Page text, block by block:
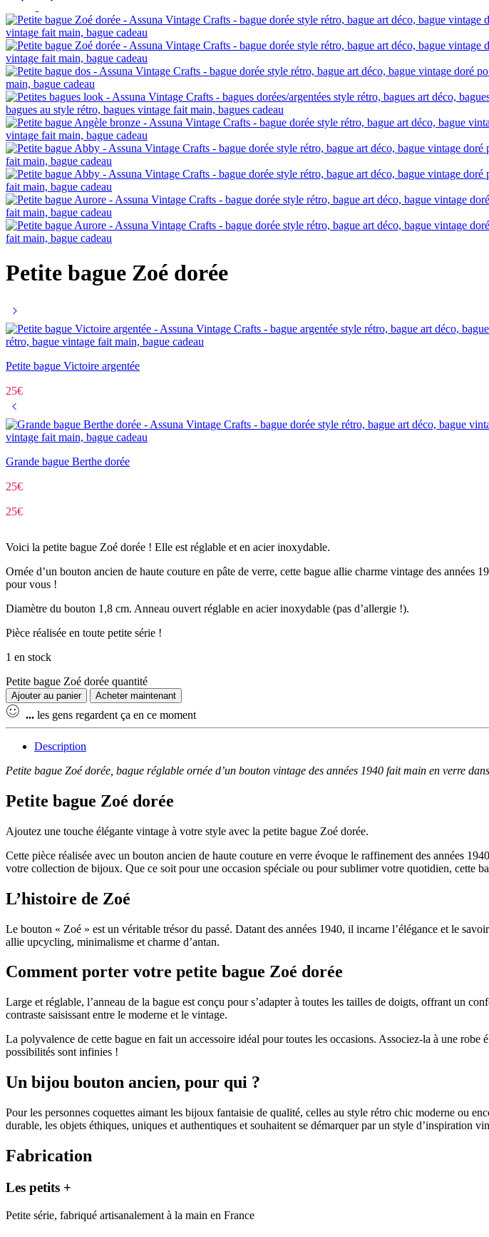
Petite bague Zoé dorée
Petite bague Victoire argentée
25€
Grande bague Berthe dorée
25€
25€
Voici la petite bague Zoé dorée ! Elle est réglable et en acier inoxydable.
Ornée d’un bouton ancien de haute couture en pâte de verre, cette bague allie charme vintage des années
pour vous !
Diamètre du bouton 1,8 cm. Anneau ouvert réglable en acier inoxydable (pas d’allergie !).
Pièce réalisée en toute petite série !
1 en stock
Petite bague Zoé dorée quantité
Ajouter au panier Acheter maintenant
... les gens regardent ça en ce moment
Description
Petite bague Zoé dorée, bague réglable ornée d’un bouton vintage des années 1940 fait main en verre
Petite bague Zoé dorée
Ajoutez une touche élégante vintage à votre style avec la petite bague Zoé dorée.
Cette pièce réalisée avec un bouton ancien de haute couture en verre évoque le raffinement des années
votre collection de bijoux. Que ce soit pour une occasion spéciale ou pour sublimer votre quotidien, cette
L’histoire de Zoé
Le bouton « Zoé » est un véritable trésor du passé. Datant des années 1940, il incarne l’élégance et le
allie upcycling, minimalisme et charme d’antan.
Comment porter votre petite bague Zoé dorée
Large et réglable, l’anneau de la bague est conçu pour s’adapter à toutes les tailles de doigts, offrant un
contraste saisissant entre le moderne et le vintage.
La polyvalence de cette bague en fait un accessoire idéal pour toutes les occasions. Associez-la à une
possibilités sont infinies !
Un bijou bouton ancien, pour qui ?
Pour les personnes coquettes aimant les bijoux fantaisie de qualité, celles au style rétro chic moderne ou
durable, les objets éthiques, uniques et authentiques et souhaitent se démarquer par un style d’inspiration
Fabrication
Les petits +
Petite série, fabriqué artisanalement à la main en France